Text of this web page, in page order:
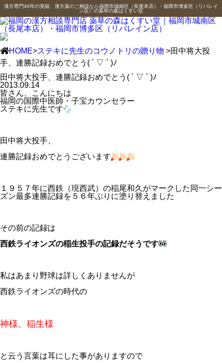
漢方専門40年の実績、漢方薬のご相談なら福岡市城南区（長尾本店）・福岡市博多区（リバレイ
ン店）の薬草の森はくすい堂
HOME>ステキに先生のコウノトリの贈り物 >田中将大投
手、連勝記録おめでとう( ´ ▽ ` )ﾉ
田中将大投手、連勝記録おめでとう( ´ ▽ ` )ﾉ
2013.09.14
皆さん、こんにちは
福岡の国際中医師・子宝カウンセラー
ステキに先生です
田中将大投手、
連勝記録おめでとうございます
１９５７年に西鉄（現西武）の稲尾和久がマークした同一シー
ズン最多連勝記録を５６年ぶりに塗り替えました
その前の記録は
西鉄ライオンズの稲生投手の記録だそうです
私はあまり野球は詳しくありませんが
西鉄ライオンズの時代の
神様、稲生様
と云う言葉は耳にした事がありますので